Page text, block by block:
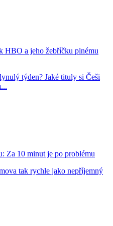
HBO a jeho žebříčku plnému
týden? Jaké tituly si Češi
Za 10 minut je po problému
tak rychle jako nepříjemný